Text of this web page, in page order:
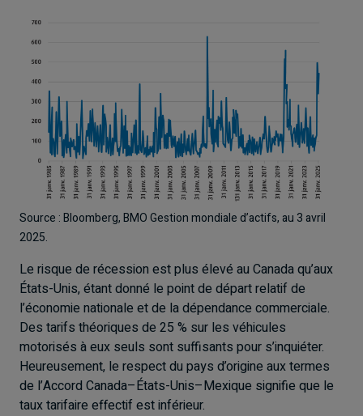
Source : Bloomberg, BMO Gestion mondiale d’actifs, au 3 avril
2025.
Le risque de récession est plus élevé au Canada qu’aux
États-Unis, étant donné le point de départ relatif de
l’économie nationale et de la dépendance commerciale.
Des tarifs théoriques de 25 % sur les véhicules
motorisés à eux seuls sont suffisants pour s’inquiéter.
Heureusement, le respect du pays d’origine aux termes
de l’Accord Canada–États-Unis–Mexique signifie que le
taux tarifaire effectif est inférieur.